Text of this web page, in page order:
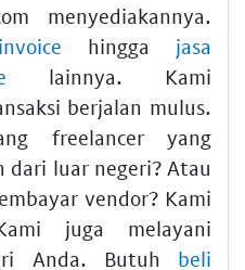
menyediakannya.
hingga jasa
lainnya. Kami
berjalan mulus.
freelancer yang
dari luar negeri? Atau
vendor? Kami
juga melayani
Anda. Butuh beli